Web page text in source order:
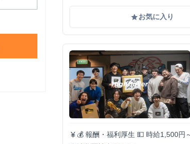
gradeお気に入り
currency_yen 💰 報酬・福利厚生 💵 時給1,500